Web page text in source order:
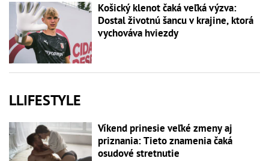
Košický klenot čaká veľká výzva:
Dostal životnú šancu v krajine, ktorá
vychováva hviezdy
LLIFESTYLE
Víkend prinesie veľké zmeny aj
priznania: Tieto znamenia čaká
osudové stretnutie